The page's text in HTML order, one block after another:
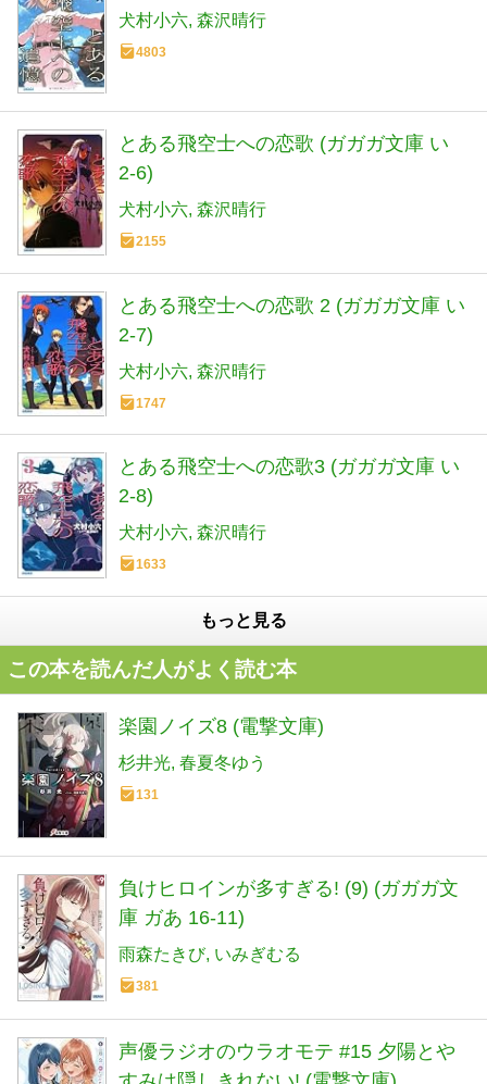
犬村小六 森沢晴行
4803
とある飛空士への恋歌 (ガガガ文庫 い
2-6)
犬村小六 森沢晴行
2155
とある飛空士への恋歌 2 (ガガガ文庫 い
2-7)
犬村小六 森沢晴行
1747
とある飛空士への恋歌3 (ガガガ文庫 い
2-8)
犬村小六 森沢晴行
1633
もっと見る
この本を読んだ人がよく読む本
楽園ノイズ8 (電撃文庫)
杉井光 春夏冬ゆう
131
負けヒロインが多すぎる! (9) (ガガガ文
庫 ガあ 16-11)
雨森たきび いみぎむる
381
声優ラジオのウラオモテ #15 夕陽とや